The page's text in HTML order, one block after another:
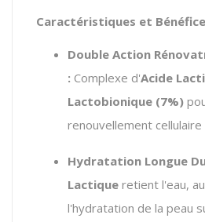
Caractéristiques et
Double Action
: Complexe d'Acide
Lactobionique (7%)
renouvellement
Hydratation Longue
Lactique retient l'eau,
l'hydratation de la peau